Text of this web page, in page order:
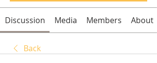
Discussion Media Members About
Back